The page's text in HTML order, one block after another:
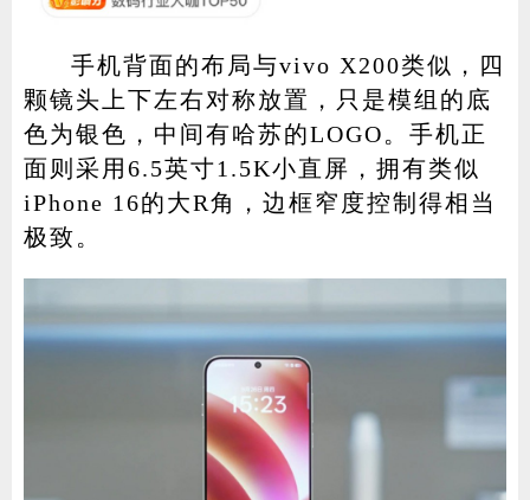
手机背面的布局与vivo X200类似，四
颗镜头上下左右对称放置，只是模组的底
色为银色，中间有哈苏的LOGO。手机正
面则采用6.5英寸1.5K小直屏，拥有类似
iPhone 16的大R角，边框窄度控制得相当
极致。